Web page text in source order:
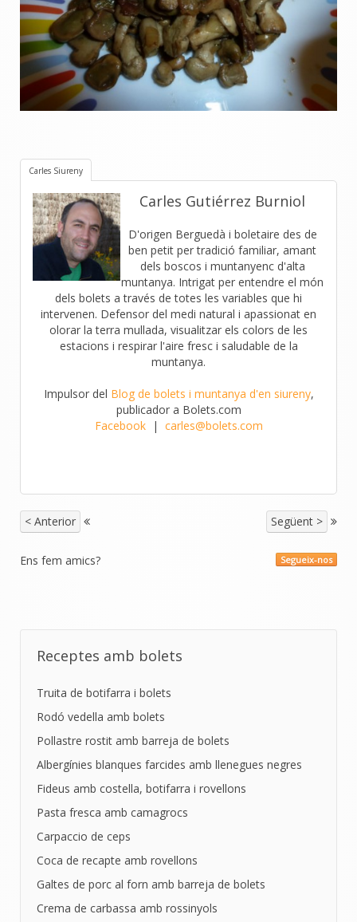
Carles Siureny
Carles Gutiérrez Burniol
D'origen Berguedà i boletaire des de
ben petit per tradició familiar, amant
dels boscos i muntanyenc d'alta
muntanya. Intrigat per entendre el món
dels bolets a través de totes les variables que hi
intervenen. Defensor del medi natural i apassionat en
olorar la terra mullada, visualitzar els colors de les
estacions i respirar l'aire fresc i saludable de la
muntanya.
Impulsor del Blog de bolets i muntanya d'en siureny,
publicador a Bolets.com
Facebook| carles@bolets.com
< Anterior Següent >
Segueix-nos
Ens fem amics?
Receptes amb bolets
Truita de botifarra i bolets
Rodó vedella amb bolets
Pollastre rostit amb barreja de bolets
Albergínies blanques farcides amb llenegues negres
Fideus amb costella, botifarra i rovellons
Pasta fresca amb camagrocs
Carpaccio de ceps
Coca de recapte amb rovellons
Galtes de porc al forn amb barreja de bolets
Crema de carbassa amb rossinyols